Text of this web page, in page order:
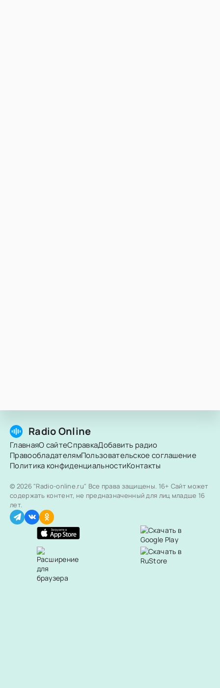
Radio Online
ГлавнаяО сайтеСправкаДобавить радио
ПравообладателямПользовательское соглашение
Политика конфиденциальностиКонтакты
© 2026 "Radio-online.ru" Все права защищены. 16+ Сайт может
содержать контент, не предназначенный для лиц младше 16
лет.